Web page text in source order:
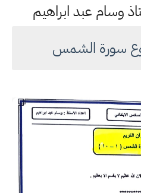
وسام عبد ابراهيم
سورة الشمس